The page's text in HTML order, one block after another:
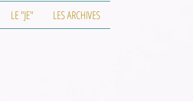
LE "JE" LES ARCHIVES